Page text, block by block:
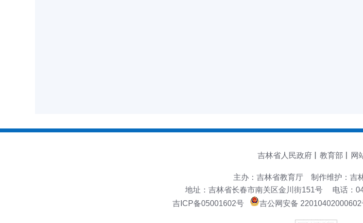
吉林省人民政府 教育部 网
主办：吉林省教育厅 制作维护：吉
地址：吉林省长春市南关区金川街151号 电话：
吉ICP备05001602号
吉公网安备 22010402000602